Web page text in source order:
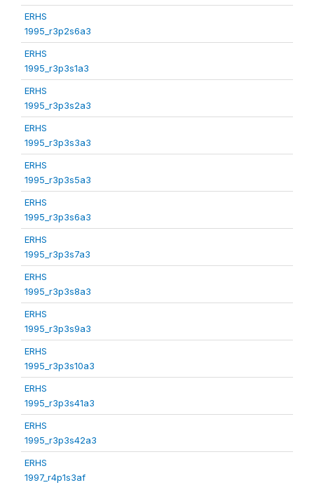
ERHS
1995_r3p2s6a3
ERHS
1995_r3p3s1a3
ERHS
1995_r3p3s2a3
ERHS
1995_r3p3s3a3
ERHS
1995_r3p3s5a3
ERHS
1995_r3p3s6a3
ERHS
1995_r3p3s7a3
ERHS
1995_r3p3s8a3
ERHS
1995_r3p3s9a3
ERHS
1995_r3p3s10a3
ERHS
1995_r3p3s41a3
ERHS
1995_r3p3s42a3
ERHS
1997_r4p1s3af